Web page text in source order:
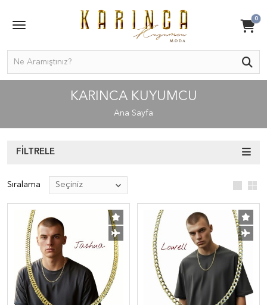
0
KARINCA KUYUMCU
Ana Sayfa
FILTRELE
Sıralama